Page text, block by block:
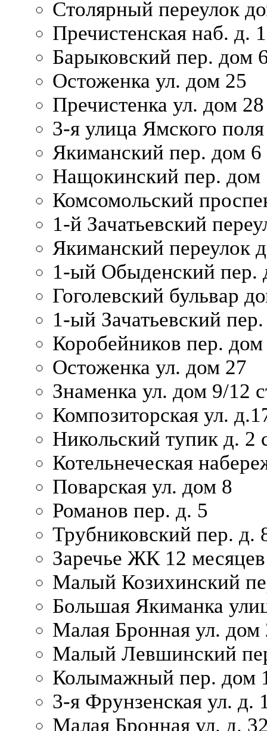
Столярный переулок
Пречистенская наб. д.
Барыковский пер. дом
Остоженка ул. дом 25
Пречистенка ул. дом 28
3-я улица Ямского
Якиманский пер. дом 6
Нащокинский пер. дом
Комсомольский
1-й Зачатьевский
Якиманский переулок
1-ый Обыденский пер.
Гоголевский бульвар
1-ый Зачатьевский
Коробейников пер.
Остоженка ул. дом 27
Знаменка ул. дом 9/12
Композиторская ул.
Никольский тупик д. 2
Котельнеческая
Поварская ул. дом 8
Романов пер. д. 5
Трубниковский пер. д.
Заречье ЖК 12 месяцев
Малый Козихинский
Большая Якиманка
Малая Бронная ул. дом
Малый Левшинский
Колымажный пер. дом
3-я Фрунзенская ул. д.
Малая Бронная ул. д.